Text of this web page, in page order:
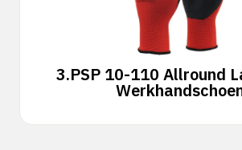
3.PSP 10-110 Allround